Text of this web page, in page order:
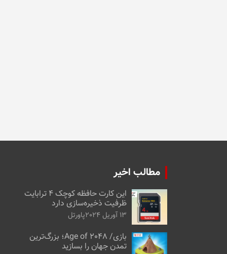
مطالب اخیر
این کارت حافظه کوچک ۴ ترابایت
ظرفیت ذخیره‌سازی دارد
13 آوریل 2024 پاورتل
بازی/ Age of 2048؛ بزرگ‌ترین
تمدن جهان را بسازید